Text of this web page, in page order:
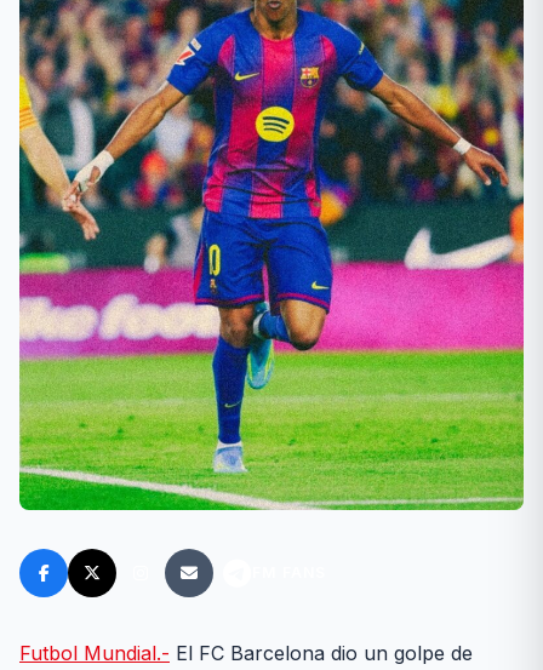
Futbol Mundial.- El FC Barcelona dio un golpe de